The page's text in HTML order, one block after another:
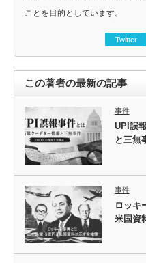
ことを目的としています。
Twitter
この著者の最新の記事
事件
UPI誤
と三無
事件
ロッキ
米国資